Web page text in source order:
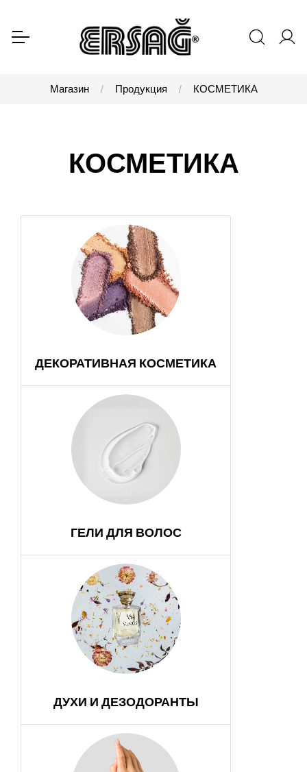
Магазин Продукция КОСМЕТИКА
КОСМЕТИКА
ДЕКОРАТИВНАЯ КОСМЕТИКА
ГЕЛИ ДЛЯ ВОЛОС
ДУХИ И ДЕЗОДОРАНТЫ